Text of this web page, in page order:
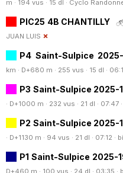
m · 194 vus · 15 dl · Cyclo
PIC25 4B CHANTILLY
JUAN LUIS
P4 Saint-Sulpice
km · D+680 m · 255 vus · 15 dl ·
P3 Saint-Sulpice 2025-
· D+1000 m · 232 vus · 21 dl · 07:47 ·
P2 Saint-Sulpice 2025-
· D+1130 m · 94 vus · 21 dl · 07:12 ·
P1 Saint-Sulpice 2025-
D+460 m · 100 vus · 24 dl · 03:35 ·